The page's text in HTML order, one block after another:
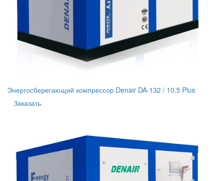
Энергосберегающий компрессор Denair DA-132 / 10,5 Plus
Заказать